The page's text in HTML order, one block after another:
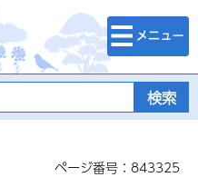
検索・メニュ
ー
ページ番号：843325